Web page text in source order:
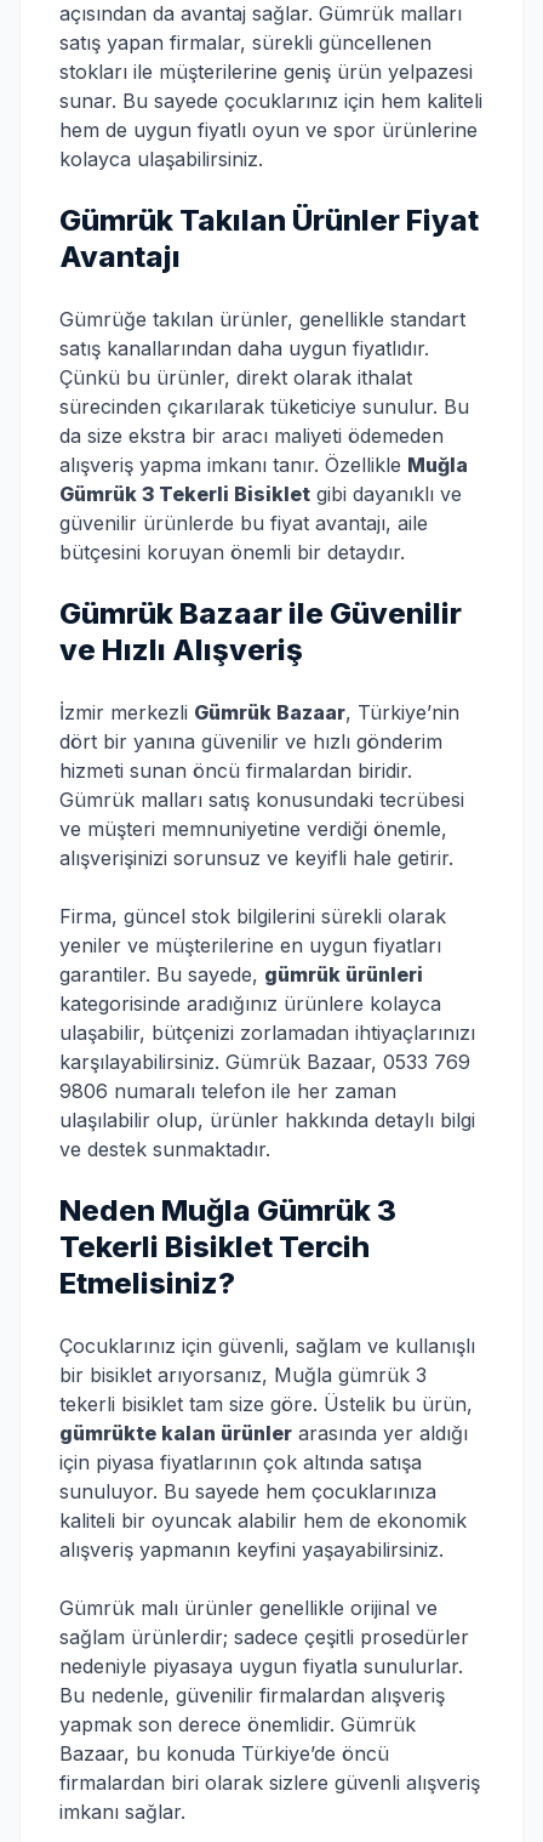
açısından da avantaj sağlar. Gümrük malları
satış yapan firmalar, sürekli güncellenen
stokları ile müşterilerine geniş ürün yelpazesi
sunar. Bu sayede çocuklarınız için hem kaliteli
hem de uygun fiyatlı oyun ve spor ürünlerine
kolayca ulaşabilirsiniz.
Gümrük Takılan Ürünler Fiyat
Avantajı
Gümrüğe takılan ürünler, genellikle standart
satış kanallarından daha uygun fiyatlıdır.
Çünkü bu ürünler, direkt olarak ithalat
sürecinden çıkarılarak tüketiciye sunulur. Bu
da size ekstra bir aracı maliyeti ödemeden
alışveriş yapma imkanı tanır. Özellikle Muğla
Gümrük 3 Tekerli Bisiklet gibi dayanıklı ve
güvenilir ürünlerde bu fiyat avantajı, aile
bütçesini koruyan önemli bir detaydır.
Gümrük Bazaar ile Güvenilir
ve Hızlı Alışveriş
İzmir merkezli Gümrük Bazaar, Türkiye’nin
dört bir yanına güvenilir ve hızlı gönderim
hizmeti sunan öncü firmalardan biridir.
Gümrük malları satış konusundaki tecrübesi
ve müşteri memnuniyetine verdiği önemle,
alışverişinizi sorunsuz ve keyifli hale getirir.
Firma, güncel stok bilgilerini sürekli olarak
yeniler ve müşterilerine en uygun fiyatları
garantiler. Bu sayede, gümrük ürünleri
kategorisinde aradığınız ürünlere kolayca
ulaşabilir, bütçenizi zorlamadan ihtiyaçlarınızı
karşılayabilirsiniz. Gümrük Bazaar, 0533 769
9806 numaralı telefon ile her zaman
ulaşılabilir olup, ürünler hakkında detaylı bilgi
ve destek sunmaktadır.
Neden Muğla Gümrük 3
Tekerli Bisiklet Tercih
Etmelisiniz?
Çocuklarınız için güvenli, sağlam ve kullanışlı
bir bisiklet arıyorsanız, Muğla gümrük 3
tekerli bisiklet tam size göre. Üstelik bu ürün,
gümrükte kalan ürünler arasında yer aldığı
için piyasa fiyatlarının çok altında satışa
sunuluyor. Bu sayede hem çocuklarınıza
kaliteli bir oyuncak alabilir hem de ekonomik
alışveriş yapmanın keyfini yaşayabilirsiniz.
Gümrük malı ürünler genellikle orijinal ve
sağlam ürünlerdir; sadece çeşitli prosedürler
nedeniyle piyasaya uygun fiyatla sunulurlar.
Bu nedenle, güvenilir firmalardan alışveriş
yapmak son derece önemlidir. Gümrük
Bazaar, bu konuda Türkiye’de öncü
firmalardan biri olarak sizlere güvenli alışveriş
imkanı sağlar.